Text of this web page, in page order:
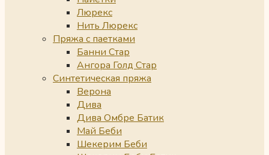
Люрекс
Нить Люрекс
Пряжа с паетками
Банни Стар
Ангора Голд Стар
Синтетическая пряжа
Верона
Дива
Дива Омбре Батик
Май Беби
Шекерим Беби